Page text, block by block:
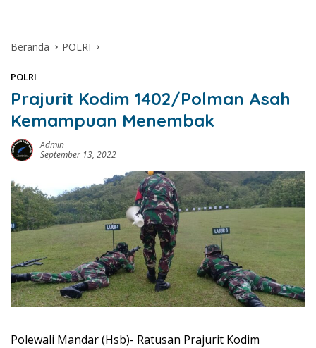
Beranda POLRI
POLRI
Prajurit Kodim 1402/Polman Asah
Kemampuan Menembak
Admin
September 13, 2022
Polewali Mandar (Hsb)- Ratusan Prajurit Kodim